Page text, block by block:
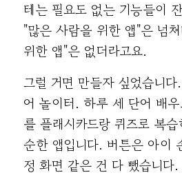
테는 필요도 없는 기능들이
"많은 사람을 위한 앱"은 넘
위한 앱"은 없더라고요.
그럴 거면 만들자 싶었습니
어 놀이터. 하루 세 단어 배
를 플래시카드랑 퀴즈로 복
순한 앱입니다. 버튼은 아이
정 화면 같은 건 다 뺐습니다